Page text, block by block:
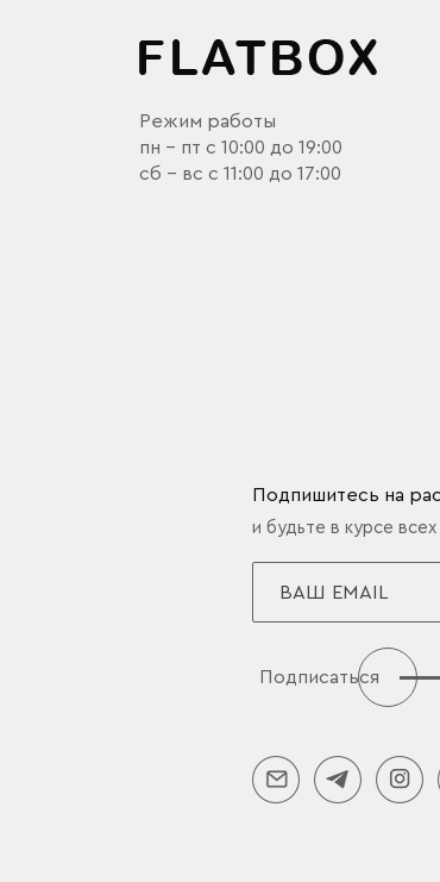
Режим работы
пн - пт с 10:00 до 19:00
сб - вс с 11:00 до 17:00
Подпишитесь на
и будьте в курсе
Подписаться